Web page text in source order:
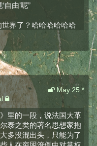
由’呢”
界了？哈哈哈哈哈哈
May 25 *
里的一段，说法国大革
泰之类的著名思想家抱
多没混出头，只能为了